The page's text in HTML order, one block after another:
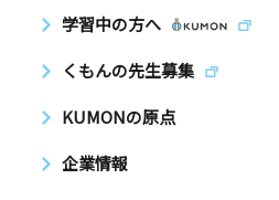
学習中の方へ
くもんの先生募集
KUMONの原点
企業情報